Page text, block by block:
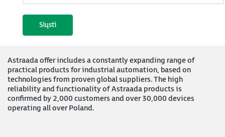
Astraada offer includes a constantly expanding range of
practical products for industrial automation, based on
technologies from proven global suppliers. The high
reliability and functionality of Astraada products is
confirmed by 2,000 customers and over 30,000 devices
operating all over Poland.